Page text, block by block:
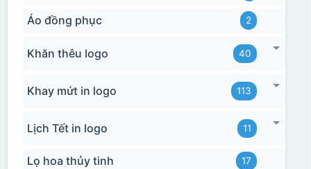
Áo đồng phục 2
Khăn thêu logo 40
Khay mứt in logo 113
Lịch Tết in logo 11
Lọ hoa thủy tinh 17